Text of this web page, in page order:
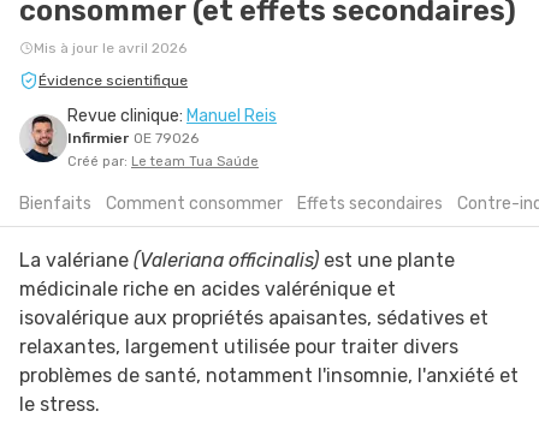
consommer (et effets secondaires)
Mis à jour le avril 2026
Évidence scientifique
Revue clinique: Manuel Reis
Infirmier OE 79026
Créé par: Le team Tua Saúde
Bienfaits Comment consommer Effets secondaires Contre-
La valériane (Valeriana officinalis) est une plante
médicinale riche en acides valérénique et
isovalérique aux propriétés apaisantes, sédatives et
relaxantes, largement utilisée pour traiter divers
problèmes de santé, notamment l'insomnie, l'anxiété et
le stress.